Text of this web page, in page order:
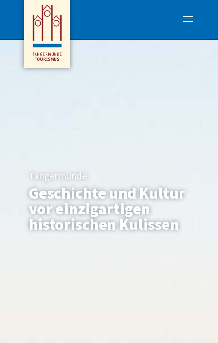
Tangermünde
Geschichte und Kultur
vor einzigartigen
historischen Kulissen